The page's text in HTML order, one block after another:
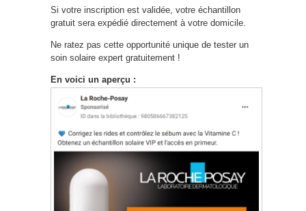
Si votre inscription est validée, votre échantillon
gratuit sera expédié directement à votre domicile.
Ne ratez pas cette opportunité unique de tester un
soin solaire expert gratuitement !
En voici un aperçu :